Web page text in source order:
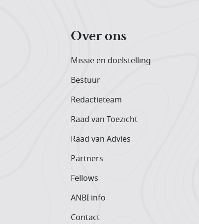
Over ons
Missie en doelstelling
Bestuur
Redactieteam
Raad van Toezicht
Raad van Advies
Partners
Fellows
ANBI info
Contact